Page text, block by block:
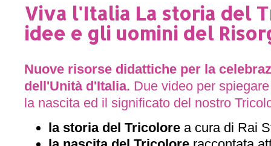
Viva l'Italia La storia del
idee e gli uomini del
Nuove risorse didattiche per la
dell'Unità d'Italia. Due video per
la nascita ed il significato del nostro
la storia del Tricolore a cura di Rai